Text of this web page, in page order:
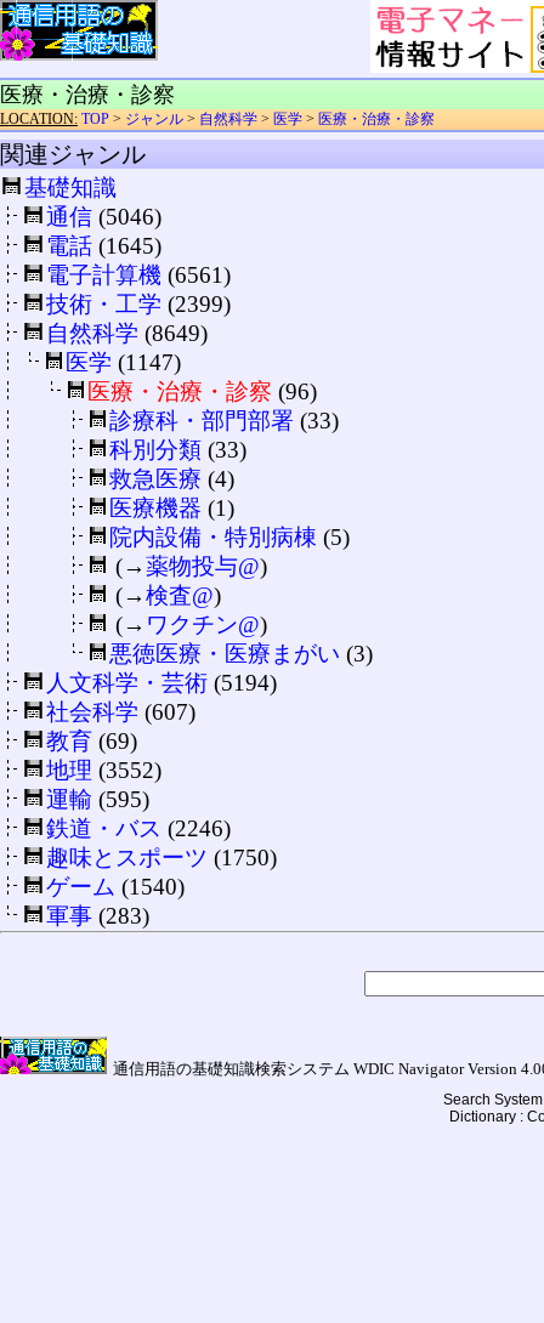
医療・治療・診察
LOCATION: TOP > ジャンル > 自然科学 > 医学 > 医療・治療・診察
関連ジャンル
基礎知識
通信 (5046)
電話 (1645)
電子計算機 (6561)
技術・工学 (2399)
自然科学 (8649)
医学 (1147)
医療・治療・診察 (96)
診療科・部門部署 (33)
科別分類 (33)
救急医療 (4)
医療機器 (1)
院内設備・特別病棟 (5)
(→薬物投与@)
(→検査@)
(→ ワクチン@)
悪徳医療・医療まがい (3)
人文科学・芸術 (5194)
社会科学 (607)
教育 (69)
地理 (3552)
運輸 (595)
鉄道・バス (2246)
趣味とスポーツ (1750)
ゲーム (1540)
軍事 (283)
通信用語の基礎知識検索システム WDIC Navigator Version
Search
Dictionary :